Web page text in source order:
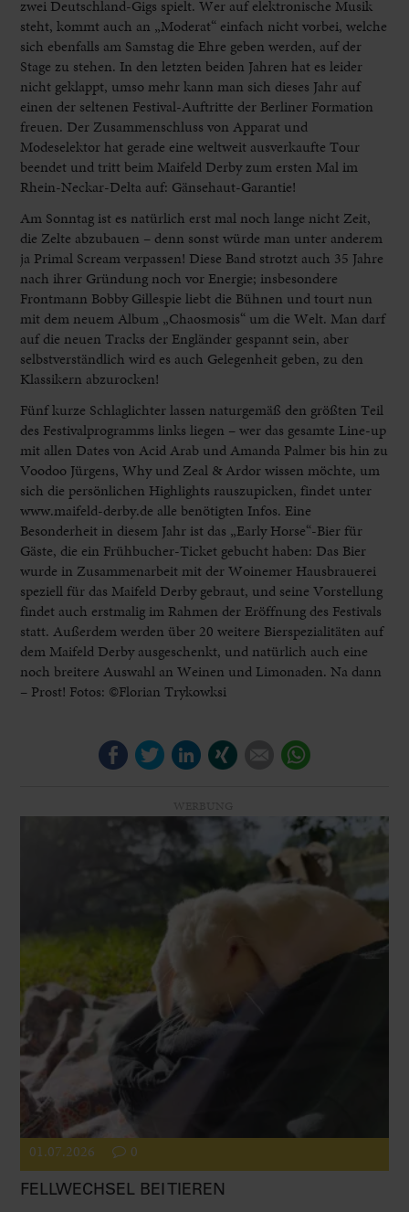
zwei Deutschland-Gigs spielt. Wer auf elektronische Musik
steht, kommt auch an „Moderat“ einfach nicht vorbei, welche
sich ebenfalls am Samstag die Ehre geben werden, auf der
Stage zu stehen. In den letzten beiden Jahren hat es leider
nicht geklappt, umso mehr kann man sich dieses Jahr auf
einen der seltenen Festival-Auftritte der Berliner Formation
freuen. Der Zusammenschluss von Apparat und
Modeselektor hat gerade eine weltweit ausverkaufte Tour
beendet und tritt beim Maifeld Derby zum ersten Mal im
Rhein-Neckar-Delta auf: Gänsehaut-Garantie!
Am Sonntag ist es natürlich erst mal noch lange nicht Zeit,
die Zelte abzubauen – denn sonst würde man unter anderem
ja Primal Scream verpassen! Diese Band strotzt auch 35 Jahre
nach ihrer Gründung noch vor Energie; insbesondere
Frontmann Bobby Gillespie liebt die Bühnen und tourt nun
mit dem neuem Album „Chaosmosis“ um die Welt. Man darf
auf die neuen Tracks der Engländer gespannt sein, aber
selbstverständlich wird es auch Gelegenheit geben, zu den
Klassikern abzurocken!
Fünf kurze Schlaglichter lassen naturgemäß den größten Teil
des Festivalprogramms links liegen – wer das gesamte Line-up
mit allen Dates von Acid Arab und Amanda Palmer bis hin zu
Voodoo Jürgens, Why und Zeal & Ardor wissen möchte, um
sich die persönlichen Highlights rauszupicken, findet unter
www.maifeld-derby.de alle benötigten Infos. Eine
Besonderheit in diesem Jahr ist das „Early Horse“-Bier für
Gäste, die ein Frühbucher-Ticket gebucht haben: Das Bier
wurde in Zusammenarbeit mit der Woinemer Hausbrauerei
speziell für das Maifeld Derby gebraut, und seine Vorstellung
findet auch erstmalig im Rahmen der Eröffnung des Festivals
statt. Außerdem werden über 20 weitere Bierspezialitäten auf
dem Maifeld Derby ausgeschenkt, und natürlich auch eine
noch breitere Auswahl an Weinen und Limonaden. Na dann
– Prost! Fotos: ©Florian Trykowksi
FacebookTwitterLinkedIn E-mail
01.07.2026 0
FELLWECHSEL BEI TIEREN